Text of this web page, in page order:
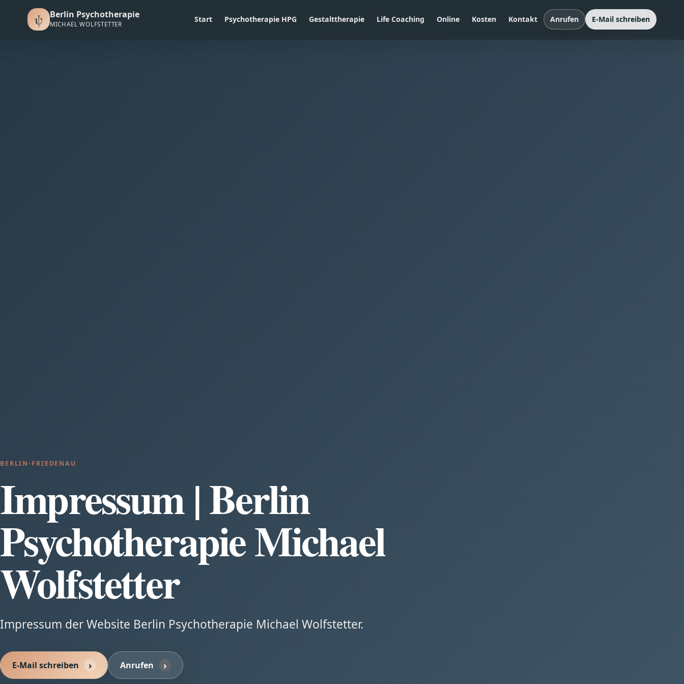
ψ Berlin Psychotherapie
MICHAEL WOLFSTETTER Start Psychotherapie HPG Gestalttherapie Life Coaching Online Kosten Kontakt Anrufen E-Mail schreiben
BERLIN-FRIEDENAU
Impressum | Berlin
Psychotherapie Michael
Wolfstetter
Impressum der Website Berlin Psychotherapie Michael Wolfstetter.
E-Mail schreiben Anrufen